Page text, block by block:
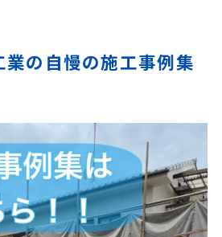
の自慢の施工事例集